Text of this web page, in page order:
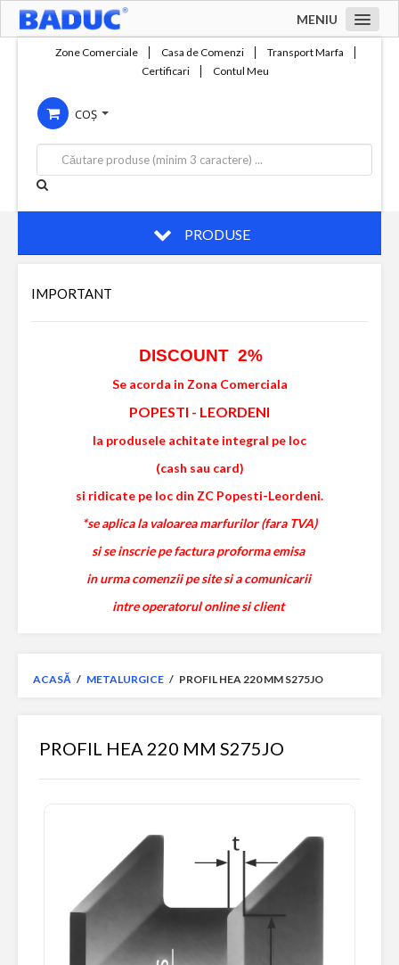
MENIU
Compania
Servicii
Productie
Contact
Zone Comerciale Casa de Comenzi
Transport Marfa
Certificari
Contul Meu
COȘ
PRODUSE
IMPORTANT
DISCOUNT 2%
Se acorda in Zona Comerciala
POPESTI - LEORDENI
la produsele achitate integral pe loc
(cash sau card)
si ridicate pe loc din ZC Popesti-Leordeni.
*se aplica la valoarea marfurilor (fara TVA)
si se inscrie pe factura proforma emisa
in urma comenzii pe site si a comunicarii
intre operatorul online si client
ACASĂ / METALURGICE / PROFIL HEA 220 MM S275JO
PROFIL HEA 220 MM S275JO